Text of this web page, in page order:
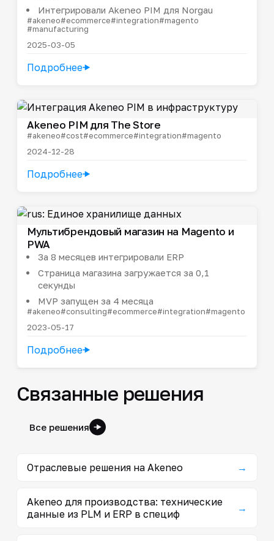
Интегрировали Akeneo PIM для Norgau
#akeneo#ecommerce#integration#magento
#manufacturing
2025-03-05
Подробнее
Akeneo PIM для The Store
#akeneo#cost#ecommerce#integration#magento
2024-12-28
Подробнее
Мультибрендовый магазин на Magento и
PWA
За 8 месяцев интегрировали ERP
Страница магазина загружается за 0,1
секунды
MVP запущен за 4 месяца
#akeneo#consulting#ecommerce#integration#magento
2023-05-17
Подробнее
Связанные решения
Все решения
Отраслевые решения на Akeneo →
Akeneo для производства: технические
данные из PLM и ERP в специф
→